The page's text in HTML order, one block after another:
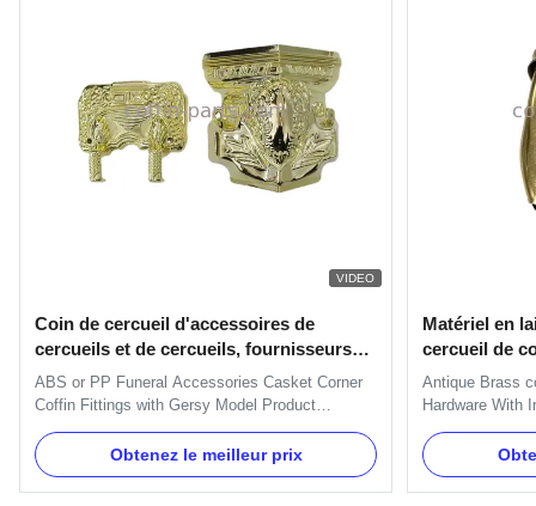
VIDEO
Coin de cercueil d'accessoires de
cercueils et de cercueils, fournisseurs
d'accessoires funèbres
ABS or PP Funeral Accessories Casket Corner
Coffin Fittings with Gersy Model Product
Description: This is Christ Model Corner. One
set: 4pcs big casket corners, 8 pcs small casket
corners, 2pcs 203cm long steel bars and 2pcs
66cmshort steel bars. 1. Item Name : TX-Model
Obtenez le meilleur prix
Matériel en
cercueil de
Antique Brass
Hardware With
A05 Iron
use with plate
A05 Material
Delivery Time